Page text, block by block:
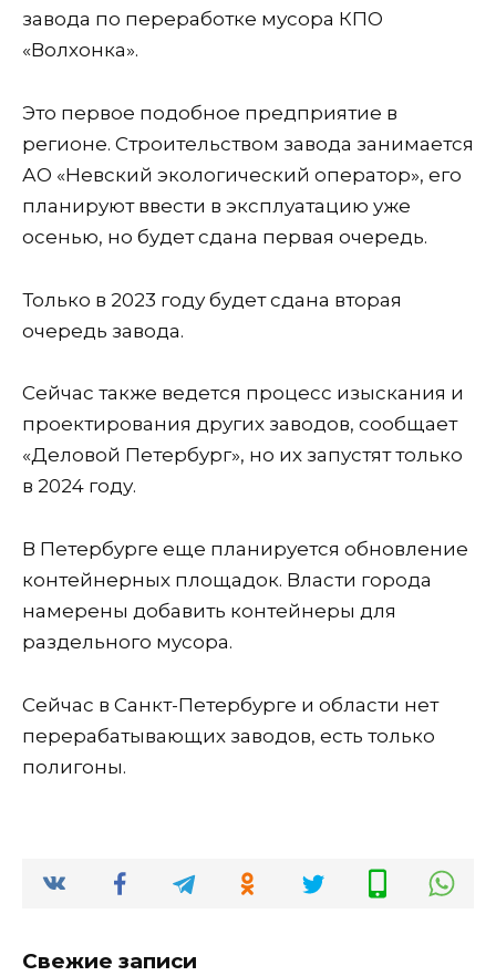
завода по переработке мусора КПО
«Волхонка».
Это первое подобное предприятие в
регионе. Строительством завода занимается
АО «Невский экологический оператор», его
планируют ввести в эксплуатацию уже
осенью, но будет сдана первая очередь.
Только в 2023 году будет сдана вторая
очередь завода.
Сейчас также ведется процесс изыскания и
проектирования других заводов, сообщает
«Деловой Петербург», но их запустят только
в 2024 году.
В Петербурге еще планируется обновление
контейнерных площадок. Власти города
намерены добавить контейнеры для
раздельного мусора.
Сейчас в Санкт-Петербурге и области нет
перерабатывающих заводов, есть только
полигоны.
Свежие записи